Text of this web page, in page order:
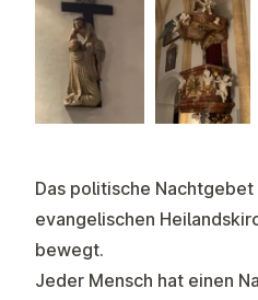
Das politische
evangelischen
bewegt.
Jeder Mensch hat einen